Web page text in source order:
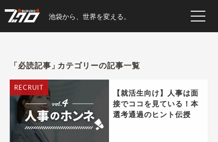
池袋から、世界を変える。
必読記事 カテゴリーの記事一覧
RECRUIT
【就活生向け】人事は面
接でココを見ている！本
選考通過のヒント伝授